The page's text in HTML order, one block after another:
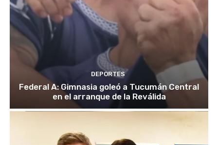
DEPORTES
Federal A: Gimnasia goleó a Tucumán Central
en el arranque de la Reválida